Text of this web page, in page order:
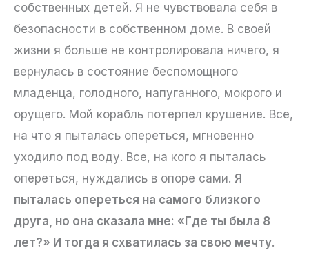
собственных детей. Я не чувствовала себя в
безопасности в собственном доме. В своей
жизни я больше не контролировала ничего, я
вернулась в состояние беспомощного
младенца, голодного, напуганного, мокрого и
орущего. Мой корабль потерпел крушение. Все,
на что я пыталась опереться, мгновенно
уходило под воду. Все, на кого я пыталась
опереться, нуждались в опоре сами. Я
пыталась опереться на самого близкого
друга, но она сказала мне: «Где ты была 8
лет?» И тогда я схватилась за свою мечту.